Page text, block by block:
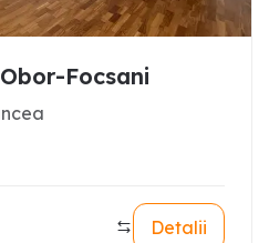
Focsani
Detalii